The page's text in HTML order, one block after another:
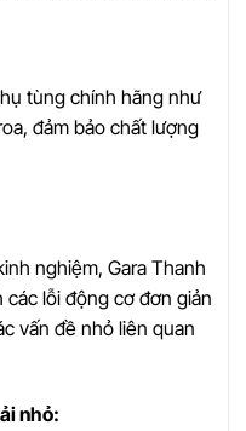
tùng chính hãng như
đảm bảo chất lượng
nghiệm, Gara Thanh
lỗi động cơ đơn giản
vấn đề nhỏ liên quan
nhỏ: